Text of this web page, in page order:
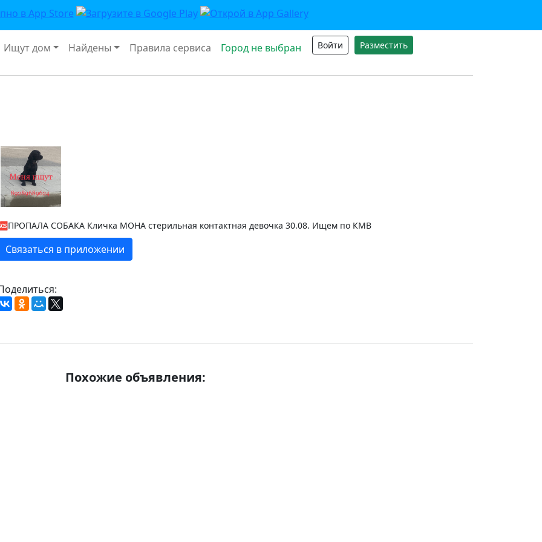
Ищут дом Найдены Правила сервиса Город не выбран Войти Разместить
СОБАКА Кличка МОНА стерильная контактная девочка 30.08. Ищем по КМВ
Связаться в приложении
Похожие объявления: